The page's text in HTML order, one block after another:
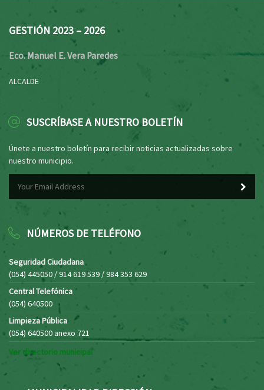
GESTIÓN 2023 – 2026
Eco. Manuel E. Vera Paredes
ALCALDE
SUSCRÍBASE A NUESTRO BOLETÍN
Únete a nuestro boletín para recibir noticias actualizadas sobre
nuestro municipio.
NÚMEROS DE TELÉFONO
Seguridad Ciudadana
(054) 445050 / 914 619 539 / 984 353 629
Central Telefónica
(054) 640500
Limpieza Pública
(054) 640500 anexo 721
Ver directorio municipal